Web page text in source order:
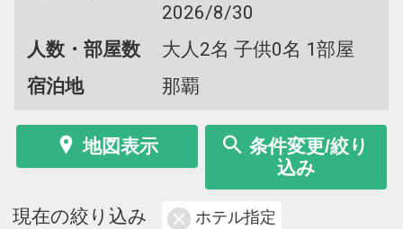
2026/8/30
人数・部屋数
大人2名 子供0名 1部屋
宿泊地
那覇
地図表示
条件変更/絞り
込み
現在の絞り込み ホテル指定